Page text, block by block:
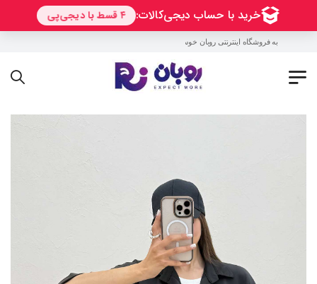
به فروشگاه اینترنتی روبان خوش آمدید !